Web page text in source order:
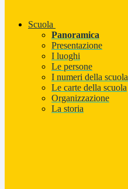
Scuola
Panoramica
Presentazione
I luoghi
Le persone
I numeri della scuola
Le carte della scuola
Organizzazione
La storia